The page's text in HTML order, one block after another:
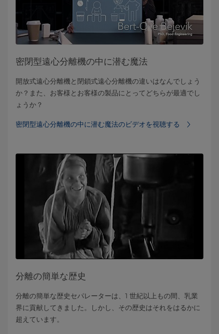
密閉型遠心分離機の中に潜む魔法
開放式遠心分離機と閉鎖式遠心分離機の違いはなんでしょう
か？また、お客様とお客様の製品にとってどちらが最適でし
ょうか？
密閉型遠心分離機の中に潜む魔法のビデオを視聴する
分離の簡単な歴史
分離の簡単な歴史セパレーターは、1 世紀以上もの間、乳業
界に貢献してきました。しかし、その歴史はそれをはるかに
超えています。